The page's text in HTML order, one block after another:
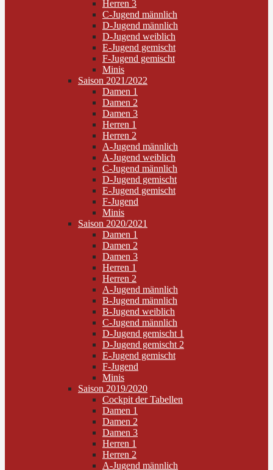
Herren 3
C-Jugend männlich
D-Jugend männlich
D-Jugend weiblich
E-Jugend gemischt
F-Jugend gemischt
Minis
Saison 2021/2022
Damen 1
Damen 2
Damen 3
Herren 1
Herren 2
A-Jugend männlich
A-Jugend weiblich
C-Jugend männlich
D-Jugend gemischt
E-Jugend gemischt
F-Jugend
Minis
Saison 2020/2021
Damen 1
Damen 2
Damen 3
Herren 1
Herren 2
A-Jugend männlich
B-Jugend männlich
B-Jugend weiblich
C-Jugend männlich
D-Jugend gemischt 1
D-Jugend gemischt 2
E-Jugend gemischt
F-Jugend
Minis
Saison 2019/2020
Cockpit der Tabellen
Damen 1
Damen 2
Damen 3
Herren 1
Herren 2
A-Jugend männlich